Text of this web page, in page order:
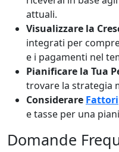
attuali.
Visualizzare la
integrati per
e i pagamenti nel
Pianificare la Tua
trovare la strategia
Considerare Fattori
e tasse per una
Domande